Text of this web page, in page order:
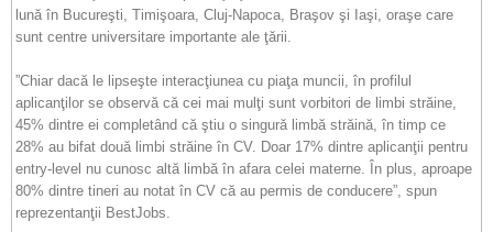
lună în Bucureşti, Timişoara, Cluj-Napoca, Braşov şi Iaşi, oraşe care
sunt centre universitare importante ale ţării.
”Chiar dacă le lipseşte interacţiunea cu piaţa muncii, în profilul
aplicanţilor se observă că cei mai mulţi sunt vorbitori de limbi străine,
45% dintre ei completând că ştiu o singură limbă străină, în timp ce
28% au bifat două limbi străine în CV. Doar 17% dintre aplicanţii pentru
entry-level nu cunosc altă limbă în afara celei materne. În plus, aproape
80% dintre tineri au notat în CV că au permis de conducere”, spun
reprezentanţii BestJobs.